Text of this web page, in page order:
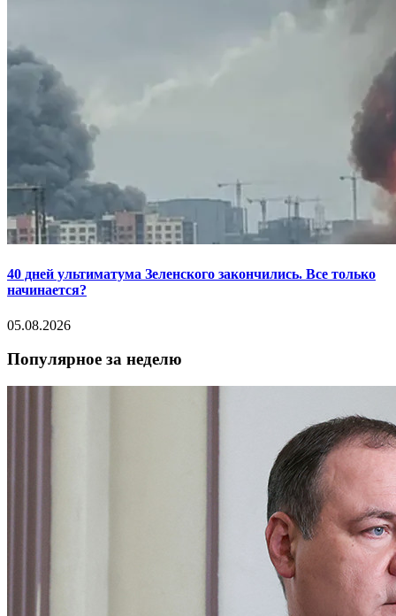
40 дней ультиматума Зеленского закончились. Все только
начинается?
05.08.2026
Популярное за неделю